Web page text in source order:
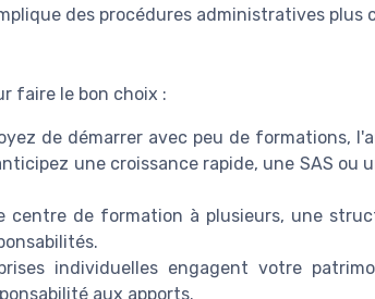
des procédures administratives plus
faire le bon choix :
de démarrer avec peu de formations,
une croissance rapide, une SAS ou
centre de formation à plusieurs, une
individuelles engagent votre
aux apports.